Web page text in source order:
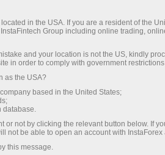
Beginners
just started trading Forex,
of analytical materials.
you choose financial
to work with technical
you an idea of how to develop
in the USA. If you are a resident of the
Group including online trading,
and your location is not the US, kindly
in order to comply with government
as the USA?
based in the United States;
database.
or not by clicking the relevant button below. If
not be able to open an account with InstaForex
this message.